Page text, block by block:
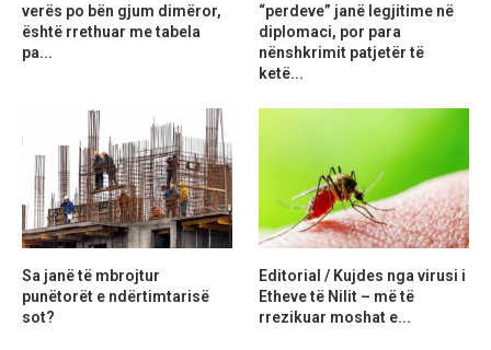
verës po bën gjum dimëror,
është rrethuar me tabela
pa...
“perdeve” janë legjitime në
diplomaci, por para
nënshkrimit patjetër të
ketë...
Sa janë të mbrojtur
punëtorët e ndërtimtarisë
sot?
Editorial / Kujdes nga virusi i
Etheve të Nilit – më të
rrezikuar moshat e...